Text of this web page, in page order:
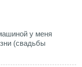
у меня
(свадьбы